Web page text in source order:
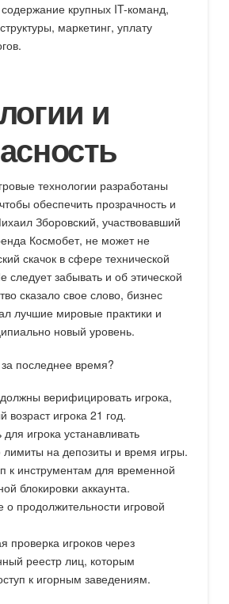
крупных IT-команд,
маркетинг, уплату
и
технологии разработаны
обеспечить прозрачность и
Зборовский, участвовавший
Космобет, не может не
скачок в сфере технической
следует забывать и об этической
сказало свое слово, бизнес
лучшие мировые практики и
новый уровень.
последнее время?
верифицировать игрока,
игрока 21 год.
игрока устанавливать
лимиты на депозиты и время игры.
к инструментам для временной
блокировки аккаунта.
о продолжительности игровой
проверка игроков через
реестр лиц, которым
к игорным заведениям.